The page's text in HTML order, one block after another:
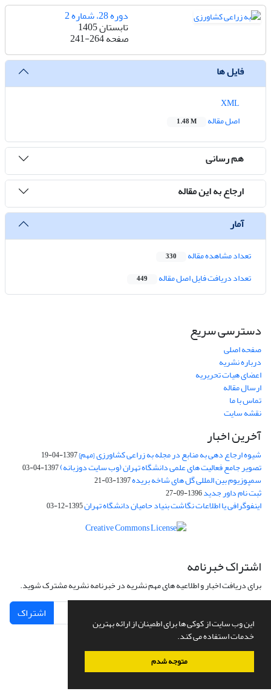
این وب سایت از کوکی ها برای اطمینان از ارائه بهترین
خدمات استفاده می کند.
متوجه شدم
دوره 28، شماره 2
تابستان 1405
صفحه241-264
فایل ها
اصل مقاله
1.48 M
هم رسانی
ارجاع به این مقاله
آمار
تعداد مشاهده مقاله 330
تعداد دریافت فایل اصل مقاله 449
دسترسی سریع
صفحه اصلی
درباره نشریه
اعضای هیات تحریریه
ارسال مقاله
تماس با ما
نقشه سایت
آخرین اخبار
شیوه ارجاع دهی به منابع در مجله به زراعی کشاورزی {مهم}1397-04-19
تصویر جامع فعالیت های علمی دانشگاه تهران (وب سایت دوزبانه)1397-04-03
سمپوزیوم بین المللی گل های شاخه بریده1397-03-21
ثبت نام داور جدید1396-09-27
اینفوگرافی یا اطلاعات نگاشت بنیاد حامیان دانشگاه تهران1395-12-03
اشتراک خبرنامه
برای دریافت اخبار و اطلاعیه های مهم نشریه در خبرنامه نشریه مشترک شوید.
اشتراک
سامانه مدیریت نشریات علمی.طراحی و پیاده سازی ازسیناوب